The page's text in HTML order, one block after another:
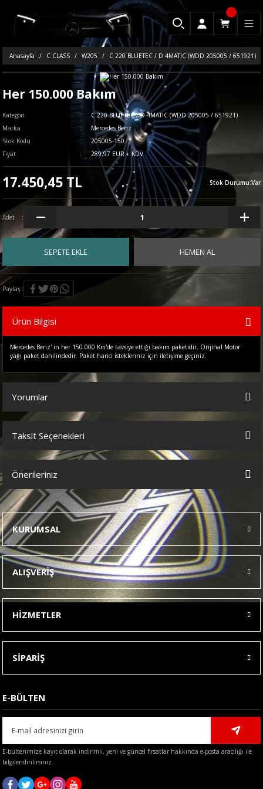
Anasayfa C CLASS W205 C 220 BLUETEC / D 4MATIC (WDD 205005 / 651921)
Her 150.000 Bakım
Kategori
C 220 BLUETEC / D 4MATIC (WDD 205005 / 651921)
Marka
Mercedes Benz
Stok Kodu
205005-150
Fiyat
289,97 EUR + KDV
17.450,45 TL Stok Durumu:Var
Adet
SEPETE EKLE HEMEN AL
Paylaş
Ürün Bilgisi
Mercedes Benz' in her 150.000 Km'de tavsiye ettiği bakım paketidir. Orijinal Motor
yağı paket dahilindedir. Paket harici istekleriniz için iletişime geçiniz.
Yorumlar
Bu ürüne ilk yorumu siz yapın!
Taksit Seçenekleri
Önerileriniz
Bu ürünün fiyat bilgisi, resim, ürün açıklamalarında ve diğer
konularda yetersiz gördüğünüz noktaları öneri formunu kullanarak
tarafımıza iletebilirsiniz.
Görüş ve önerileriniz için teşekkür ederiz.
Ürün resmi kalitesiz, bozuk veya görüntülenemiyor.
Ürün açıklamasında eksik bilgiler bulunuyor.
Ürün bilgilerinde hatalar bulunuyor.
Ürün fiyatı diğer sitelerden daha pahalı.
Bu ürüne benzer farklı alternatifler olmalı.
Gönder
KURUMSAL
ALIŞVERİŞ
HİZMETLER
SİPARİŞ
E-BÜLTEN
E-bültenimize kayıt olarak indirimli, yeni ve güncel fırsatlar hakkında e-posta aracılığı ile
bilgilendirilirsiniz.